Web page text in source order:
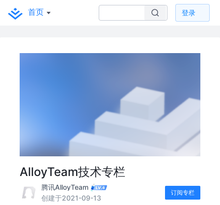
首页 登录
AlloyTeam技术专栏
腾讯AlloyTeam
创建于2021-09-13
订阅专栏